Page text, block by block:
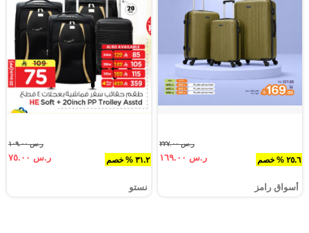
٢٥.٦ % خصم
ر.س ٢٢٧.٠٠
ر.س ١٦٩.٠٠
أسواق رامز
٣١.٢ % خصم
ر.س ١٠٩.٠٠
ر.س ٧٥.٠٠
نستو